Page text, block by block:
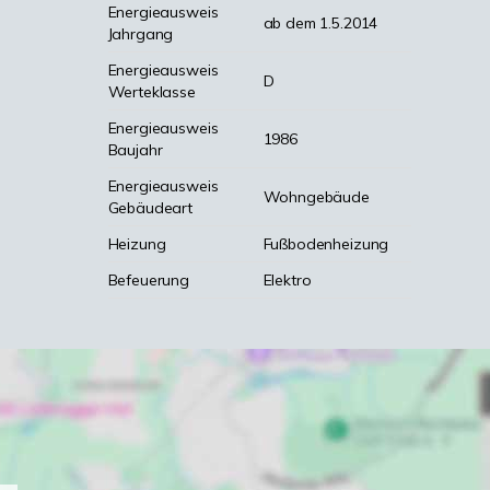
Energieausweis
Jahrgang
ab dem 1.5.2014
Energieausweis
Werteklasse
D
Energieausweis
Baujahr
1986
Energieausweis
Gebäudeart
Wohngebäude
Heizung
Fußbodenheizung
Befeuerung
Elektro